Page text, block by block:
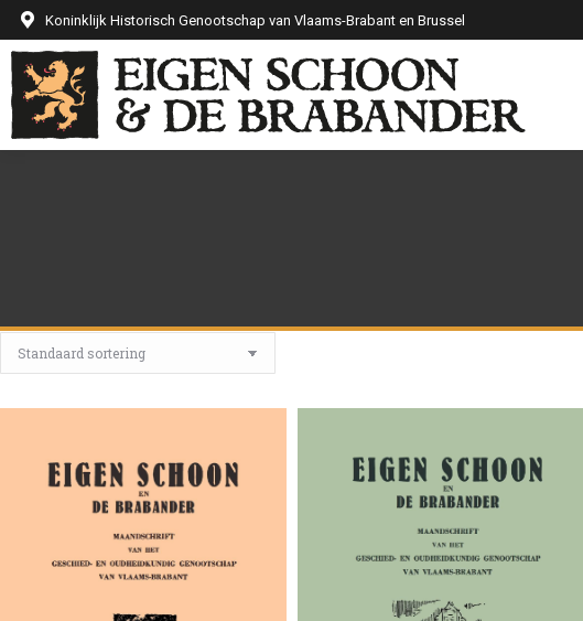
Koninklijk Historisch Genootschap van Vlaams-Brabant en Brussel